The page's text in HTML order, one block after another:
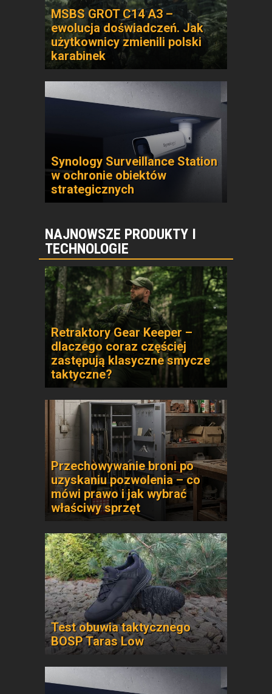
MSBS GROT C14 A3 –
ewolucja doświadczeń. Jak
użytkownicy zmienili polski
karabinek
Synology Surveillance Station
w ochronie obiektów
strategicznych
NAJNOWSZE PRODUKTY I
TECHNOLOGIE
Retraktory Gear Keeper –
dlaczego coraz częściej
zastępują klasyczne smycze
taktyczne?
Przechowywanie broni po
uzyskaniu pozwolenia – co
mówi prawo i jak wybrać
właściwy sprzęt
Test obuwia taktycznego
BOSP Taras Low